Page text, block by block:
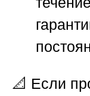
📐 Если